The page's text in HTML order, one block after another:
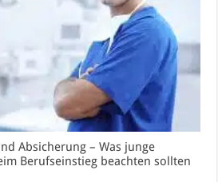
Absicherung – Was junge
Berufseinstieg beachten sollten